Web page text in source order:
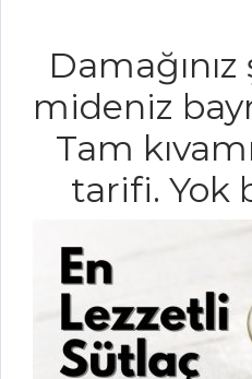
KIYMALI VE
CEVİZLİ TART
Hamur İşleri Tüm
Tarifleri
ET YEMEKLERI
BEYİN SÖĞÜŞ
KAĞITTA
MEYVELİ LÜFER
mideniz
Tam
tarifi. Yok